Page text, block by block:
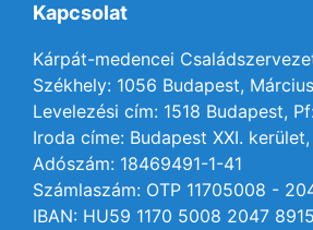
Kapcsolat
Kárpát-medencei
Székhely: 1056 Budapest,
Levelezési cím: 1518 Budapest,
Iroda címe: Budapest XXI.
Adószám: 18469491-1-41
Számlaszám: OTP 11705008 -
IBAN: HU59 1170 5008 2047